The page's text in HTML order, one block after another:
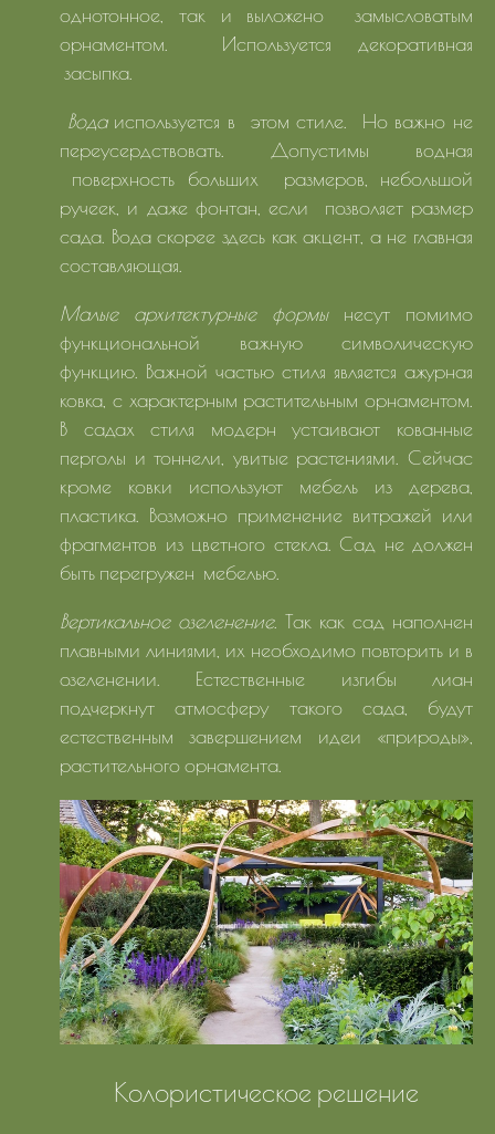
однотонное, так и выложено замысловатым
орнаментом. Используется декоративная
засыпка.
Вода используется в этом стиле. Но важно не
переусердствовать. Допустимы водная
поверхность больших размеров, небольшой
ручеек, и даже фонтан, если позволяет размер
сада. Вода скорее здесь как акцент, а не главная
составляющая.
Малые архитектурные формы
несут помимо
функциональной важную символическую
функцию. Важной частью стиля является ажурная
ковка, с характерным растительным орнаментом.
В садах стиля модерн устаивают кованные
перголы и тоннели, увитые растениями. Сейчас
кроме ковки используют мебель из дерева,
пластика. Возможно применение витражей или
фрагментов из цветного стекла. Сад не должен
быть перегружен мебелью.
Вертикальное озеленение. Так как сад наполнен
плавными линиями, их необходимо повторить и в
озеленении. Естественные изгибы лиан
подчеркнут атмосферу такого сада, будут
естественным завершением идеи «природы»,
растительного орнамента.
Колористическое решение